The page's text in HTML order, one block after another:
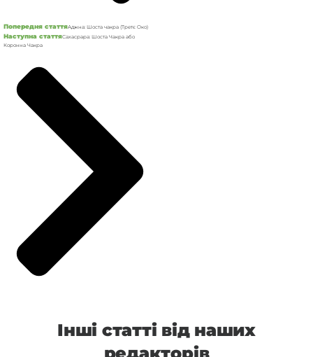
Попередня статтяАджна: Шоста чакра (Третє Око)
Наступна статтяСахасрара: Шоста Чакра або
Коронна Чакра
Інші статті від наших